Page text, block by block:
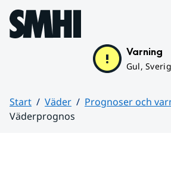
Hoppa till sidans innehåll
Varning
Gul,
Start Väder
Prognoser och
Väderprognos